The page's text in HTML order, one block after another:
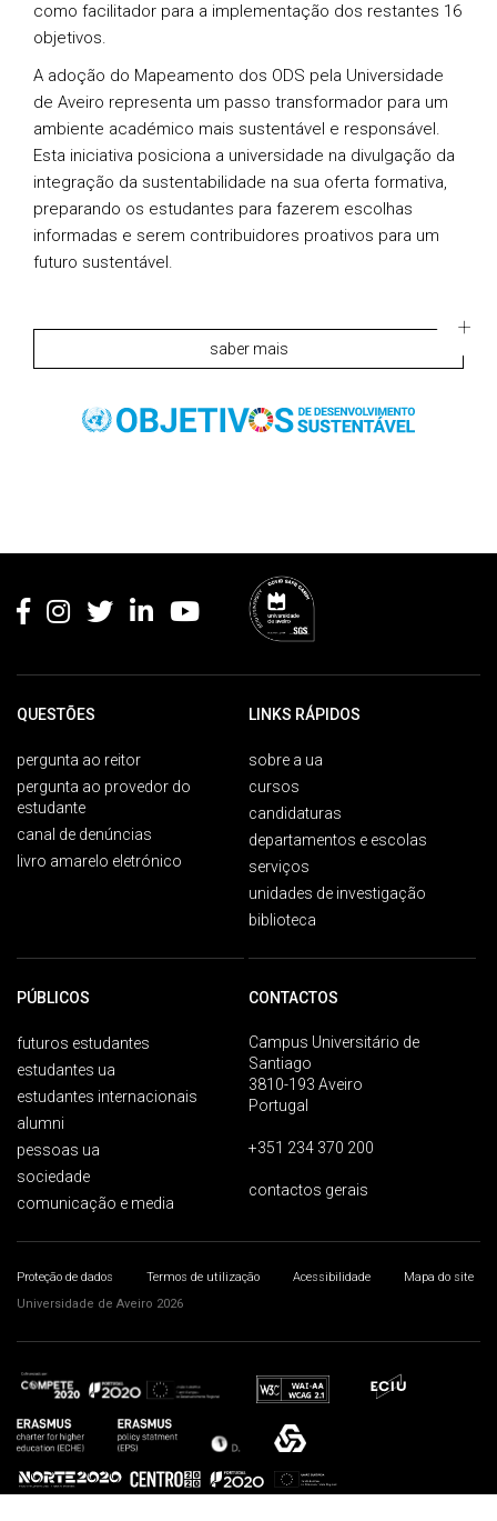
como facilitador para a implementação dos restantes 16
objetivos.
A adoção do Mapeamento dos ODS pela Universidade
de Aveiro representa um passo transformador para um
ambiente académico mais sustentável e responsável.
Esta iniciativa posiciona a universidade na divulgação da
integração da sustentabilidade na sua oferta formativa,
preparando os estudantes para fazerem escolhas
informadas e serem contribuidores proativos para um
futuro sustentável.
saber mais
QUESTÕES
pergunta ao reitor
pergunta ao provedor do
estudante
canal de denúncias
livro amarelo eletrónico
LINKS RÁPIDOS
sobre a ua
cursos
candidaturas
departamentos e escolas
serviços
unidades de investigação
biblioteca
PÚBLICOS
futuros estudantes
estudantes ua
estudantes internacionais
alumni
pessoas ua
sociedade
comunicação e media
CONTACTOS
Campus Universitário de
Santiago
3810-193 Aveiro
Portugal
+351 234 370 200
contactos gerais
Proteção de dados Termos de utilização Acessibilidade
Mapa do site
Universidade de Aveiro 2026